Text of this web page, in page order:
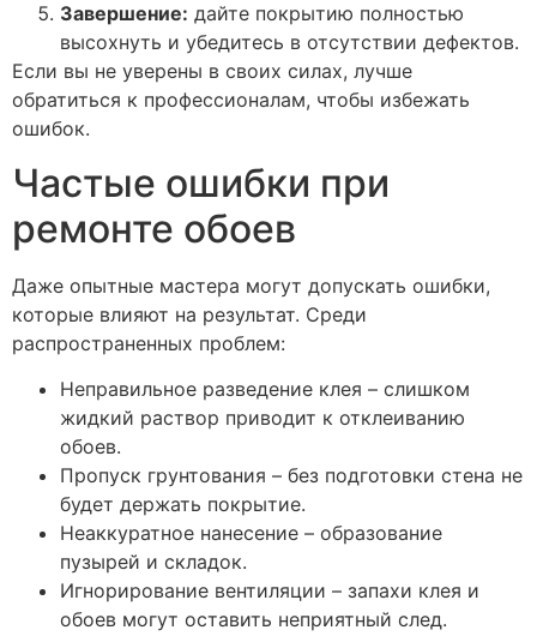
Завершение: дайте покрытию полностью
высохнуть и убедитесь в отсутствии дефектов.
Если вы не уверены в своих силах, лучше
обратиться к профессионалам, чтобы избежать
ошибок.
Частые ошибки при
ремонте обоев
Даже опытные мастера могут допускать ошибки,
которые влияют на результат. Среди
распространенных проблем:
Неправильное разведение клея – слишком
жидкий раствор приводит к отклеиванию
обоев.
Пропуск грунтования – без подготовки стена не
будет держать покрытие.
Неаккуратное нанесение – образование
пузырей и складок.
Игнорирование вентиляции – запахи клея и
обоев могут оставить неприятный след.